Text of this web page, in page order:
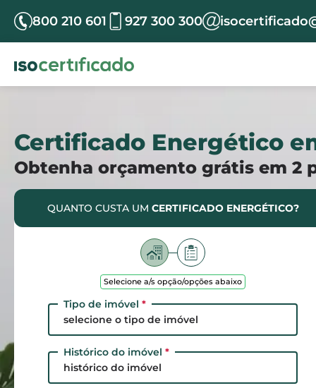
800 210 601 927 300 300
Certificado Energético
Obtenha orçamento grátis em 2
QUANTO CUSTA UM CERTIFICADO ENERGÉTICO?
Selecione a/s opção/opções abaixo
Tipo de imóvel *
selecione o tipo de imóvel
Histórico do imóvel *
histórico do imóvel